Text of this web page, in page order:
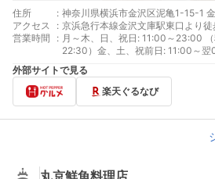
住所 : 神奈川県横浜市金沢区泥亀1-15-1
アクセス
: 京浜急行本線金沢文庫駅東口より
営業時間
: 月～木、日、祝日: 11:00～23:00
22:30）金、土、祝前日: 11:00～
クL.O. 23:30）
外部サイトで見る
楽天ぐるなび
丸京鮮魚料理店